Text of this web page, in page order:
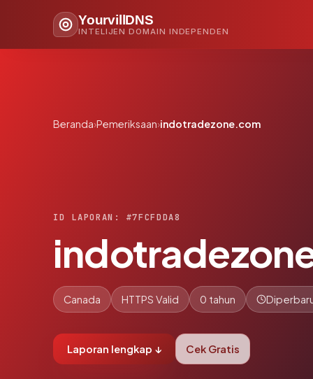
YourvillDNS
INTELIJEN DOMAIN INDEPENDEN
Beranda›Pemeriksaan›indotradezone.com
ID LAPORAN: #7FCFDDA8
Canada HTTPS Valid 0 tahun
Laporan lengkap ↓ Cek Gratis